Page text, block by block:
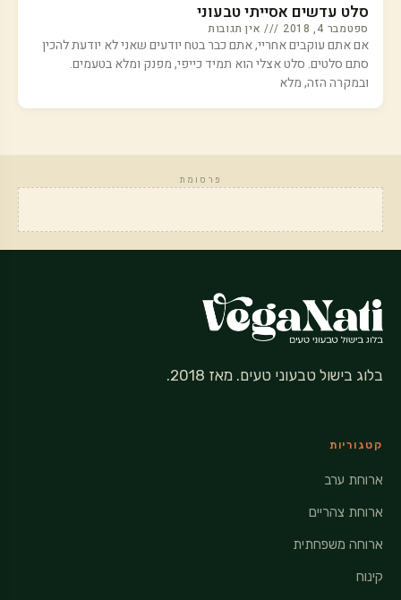
סלט עדשים אסייתי טבעוני
ספטמבר 4, 2018 אין תגובות
אם אתם עוקבים אחריי, אתם כבר בטח יודעים שאני לא יודעת להכין
סתם סלטים. סלט אצלי הוא תמיד כייפי, מפנק ומלא בטעמים.
ובמקרה הזה, מלא
פרסומת
בלוג בישול טבעוני טעים. מאז 2018.
קטגוריות
ארוחת ערב
ארוחת צהריים
ארוחה משפחתית
קינוח